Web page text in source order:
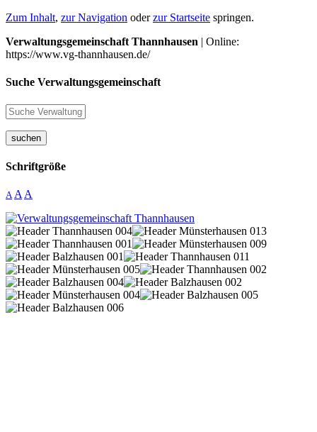
Zum Inhalt, zur Navigation oderzur Startseite springen.
Verwaltungsgemeinschaft Thannhausen | Online:
https://www.vg-thannhausen.de/
Suche Verwaltungsgemeinschaft
suchen
Schriftgröße
A A A